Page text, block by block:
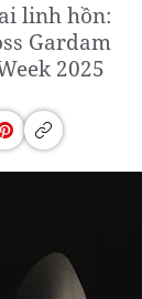
linh hồn:
Gardam
2025